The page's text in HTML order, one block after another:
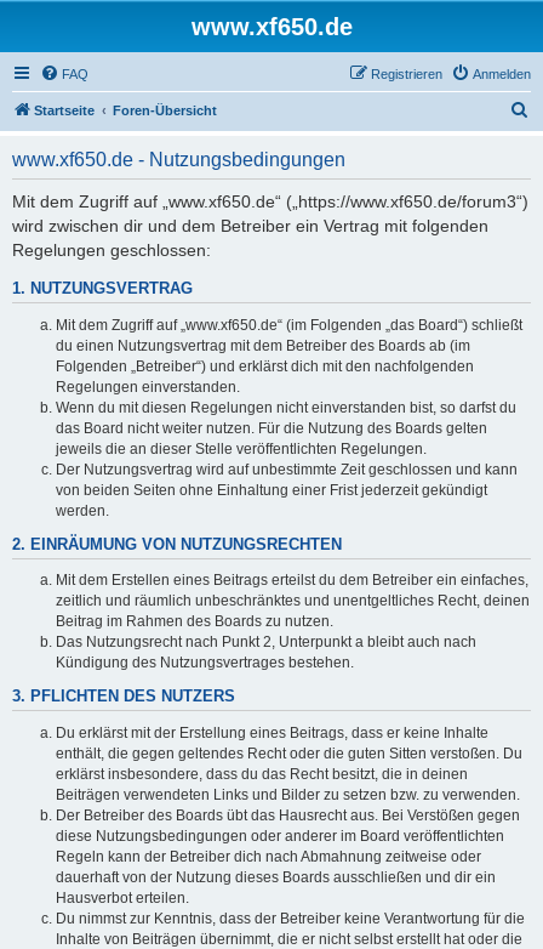
www.xf650.de
FAQ Anmelden
Registrieren
Startseite Foren-Übersicht
www.xf650.de - Nutzungsbedingungen
Mit dem Zugriff auf „www.xf650.de“ („https://www.xf650.de/forum3“)
wird zwischen dir und dem Betreiber ein Vertrag mit folgenden
Regelungen geschlossen:
1. NUTZUNGSVERTRAG
Mit dem Zugriff auf „www.xf650.de“ (im Folgenden „das Board“) schließt
du einen Nutzungsvertrag mit dem Betreiber des Boards ab (im
Folgenden „Betreiber“) und erklärst dich mit den nachfolgenden
Regelungen einverstanden.
Wenn du mit diesen Regelungen nicht einverstanden bist, so darfst du
das Board nicht weiter nutzen. Für die Nutzung des Boards gelten
jeweils die an dieser Stelle veröffentlichten Regelungen.
Der Nutzungsvertrag wird auf unbestimmte Zeit geschlossen und kann
von beiden Seiten ohne Einhaltung einer Frist jederzeit gekündigt
werden.
2. EINRÄUMUNG VON NUTZUNGSRECHTEN
Mit dem Erstellen eines Beitrags erteilst du dem Betreiber ein einfaches,
zeitlich und räumlich unbeschränktes und unentgeltliches Recht, deinen
Beitrag im Rahmen des Boards zu nutzen.
Das Nutzungsrecht nach Punkt 2, Unterpunkt a bleibt auch nach
Kündigung des Nutzungsvertrages bestehen.
3. PFLICHTEN DES NUTZERS
Du erklärst mit der Erstellung eines Beitrags, dass er keine Inhalte
enthält, die gegen geltendes Recht oder die guten Sitten verstoßen. Du
erklärst insbesondere, dass du das Recht besitzt, die in deinen
Beiträgen verwendeten Links und Bilder zu setzen bzw. zu verwenden.
Der Betreiber des Boards übt das Hausrecht aus. Bei Verstößen gegen
diese Nutzungsbedingungen oder anderer im Board veröffentlichten
Regeln kann der Betreiber dich nach Abmahnung zeitweise oder
dauerhaft von der Nutzung dieses Boards ausschließen und dir ein
Hausverbot erteilen.
Du nimmst zur Kenntnis, dass der Betreiber keine Verantwortung für die
Inhalte von Beiträgen übernimmt, die er nicht selbst erstellt hat oder die